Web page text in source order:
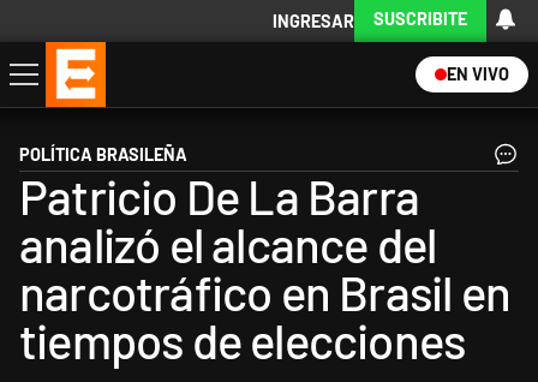
INGRESAR SUSCRIBITE
EN VIVO
Economía
Política
Internacional
Actualidad
Descargá la App
POLÍTICA BRASILEÑA
Patricio De La Barra
analizó el alcance del
narcotráfico en Brasil en
tiempos de elecciones